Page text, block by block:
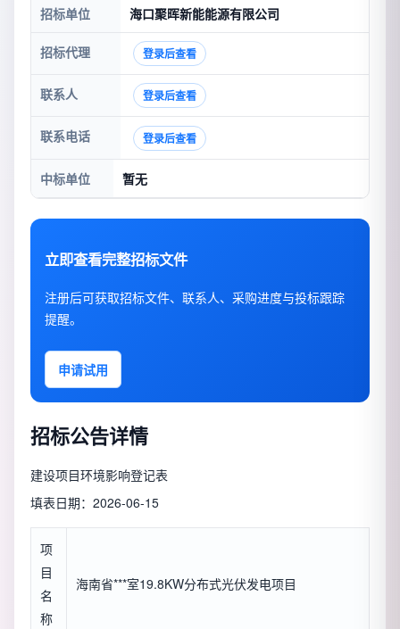
招标单位 海口聚晖新能能源有限公司
招标代理 登录后查看
联系人 登录后查看
联系电话 登录后查看
中标单位 暂无
立即查看完整招标文件
注册后可获取招标文件、联系人、采购进度与投标跟踪
提醒。
申请试用
招标公告详情
建设项目环境影响登记表
填表日期：2026-06-15
项
目
名
称
海南省***室19.8KW分布式光伏发电项目